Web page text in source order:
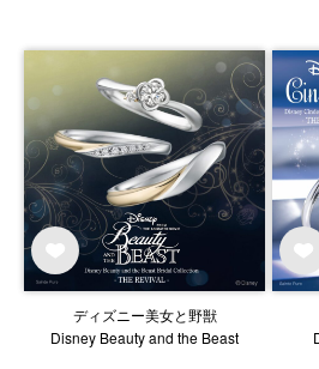
ディズニー美女と野獣
Disney Beauty and the Beast